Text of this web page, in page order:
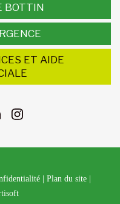
BOTTIN
ET AIDE
| Plan du site |